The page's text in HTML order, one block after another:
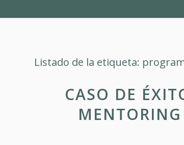
Listado de la etiqueta:
CASO DE